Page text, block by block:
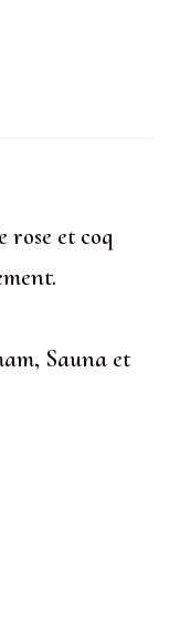
rose et coq
Sauna et